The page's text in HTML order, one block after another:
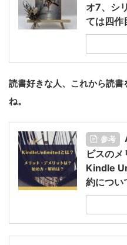
オ7、シ
ては四作
読書好きな人、これから読
ね。
参考
ビスのメ
Kindle
約につい